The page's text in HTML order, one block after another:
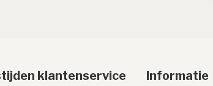
klantenservice Informatie